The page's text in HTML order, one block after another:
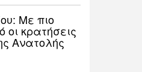
Mε πιο
οι κρατήσεις
Ανατολής